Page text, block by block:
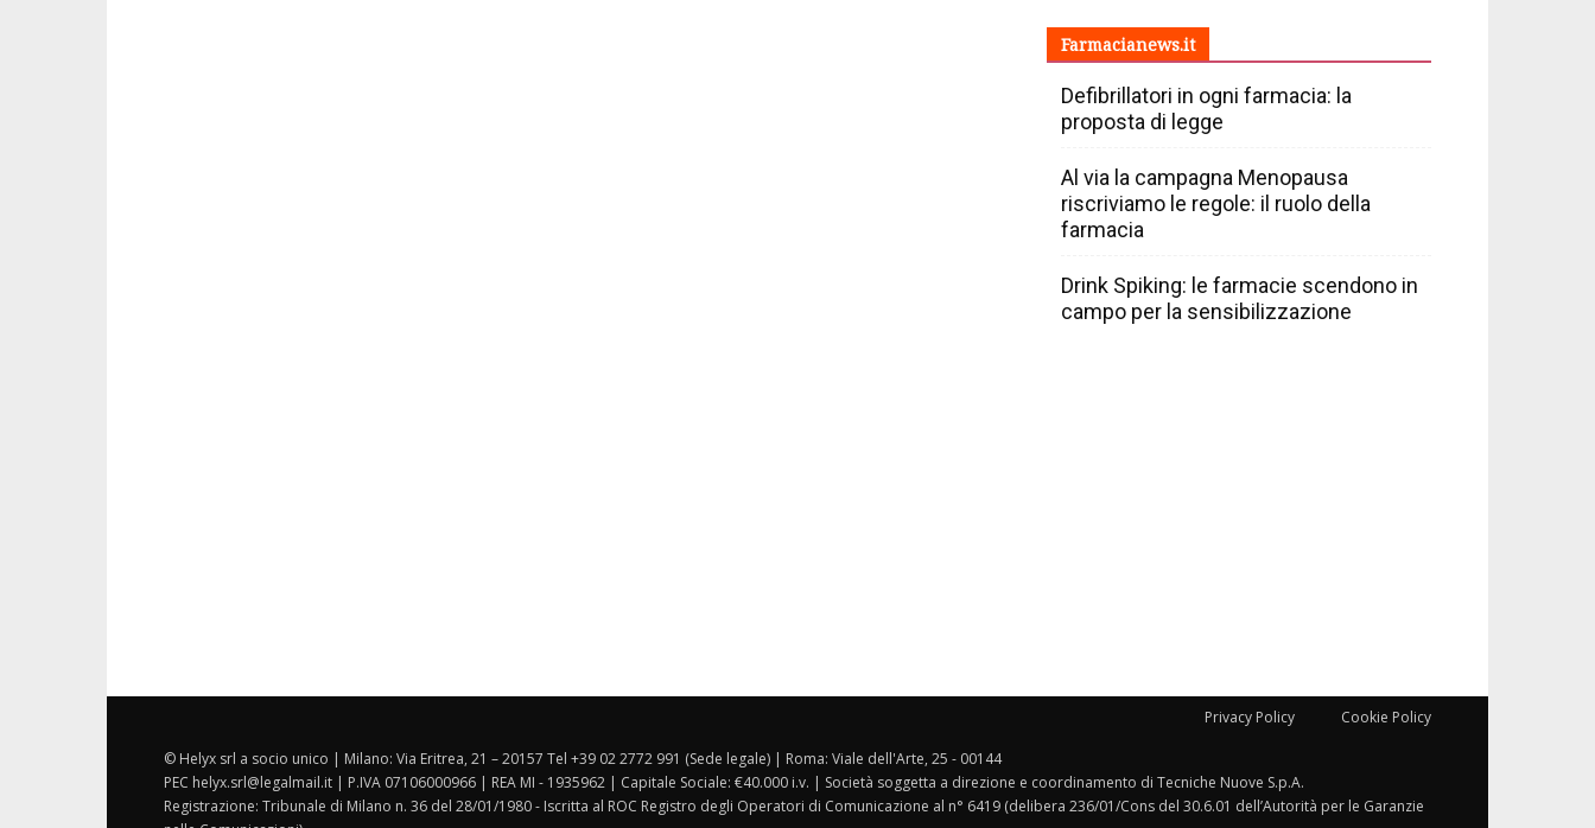
Farmacianews.it
Defibrillatori in ogni farmacia: la
proposta di legge
Al via la campagna Menopausa
riscriviamo le regole: il ruolo della
farmacia
Drink Spiking: le farmacie scendono in
campo per la sensibilizzazione
Privacy Policy Cookie Policy
© Helyx srl a socio unico | Milano: Via Eritrea, 21 – 20157 Tel +39 02 2772 991 (Sede legale) | Roma: Viale dell'Arte, 25 - 00144
PEC helyx.srl@legalmail.it | P.IVA 07106000966 | REA MI - 1935962 | Capitale Sociale: €40.000 i.v. | Società soggetta a direzione e coordinamento di Tecniche Nuove S.p.A.
Registrazione: Tribunale di Milano n. 36 del 28/01/1980 - Iscritta al ROC Registro degli Operatori di Comunicazione al n° 6419 (delibera 236/01/Cons del 30.6.01 dell’Autorità per le Garanzie